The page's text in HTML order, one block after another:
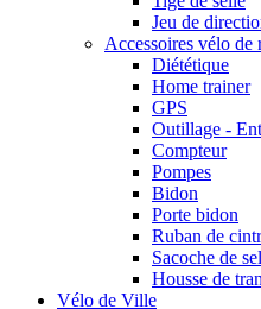
Jeu de
Accessoires vélo de
Diététique
Home trainer
GPS
Outillage -
Compteur
Pompes
Bidon
Porte bidon
Ruban de
Sacoche de
Housse de
Vélo de Ville